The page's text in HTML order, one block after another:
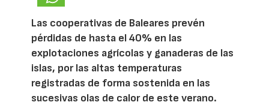
Las cooperativas de Baleares prevén
pérdidas de hasta el 40% en las
explotaciones agrícolas y ganaderas de las
islas, por las altas temperaturas
registradas de forma sostenida en las
sucesivas olas de calor de este verano.